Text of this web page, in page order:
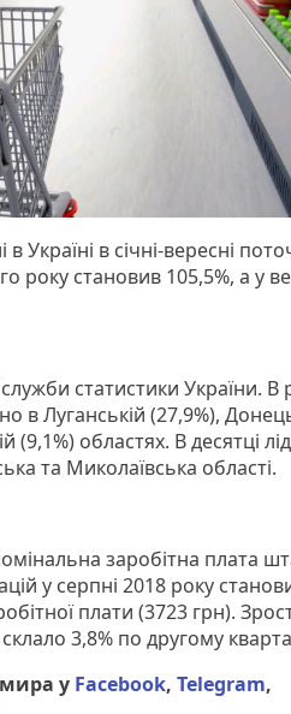
в Україні в січні-вересні
року становив 105,5%, а у
статистики України. В
в Луганській (27,9%),
(9,1%) областях. В десятці
та Миколаївська області.
заробітна плата
у серпні 2018 року
плати (3723 грн).
3,8% по другому
у Facebook,Telegram,